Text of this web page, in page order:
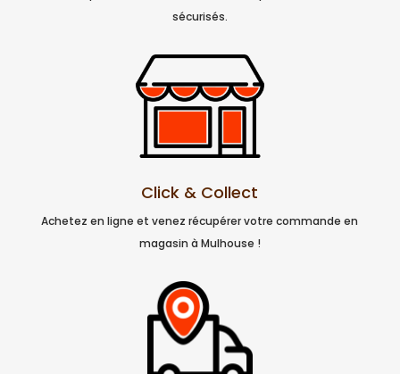
sécurisés.
Click & Collect
Achetez en ligne et venez récupérer votre commande en
magasin à Mulhouse !